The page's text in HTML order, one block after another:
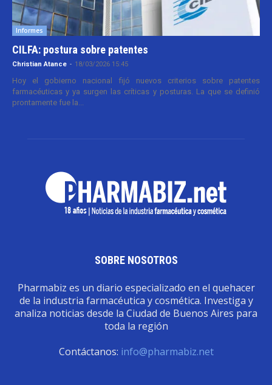
Informes
CILFA: postura sobre patentes
Christian Atance - 18/03/2026 15:45
Hoy el gobierno nacional fijó nuevos criterios sobre patentes
farmacéuticas y ya surgen las críticas y posturas. La que se definió
prontamente fue la...
SOBRE NOSOTROS
Pharmabiz es un diario especializado en el quehacer
de la industria farmacéutica y cosmética. Investiga y
analiza noticias desde la Ciudad de Buenos Aires para
toda la región
Contáctanos: info@pharmabiz.net